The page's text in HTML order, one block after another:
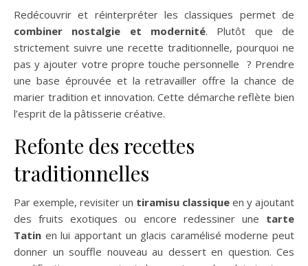
Redécouvrir et réinterpréter les classiques permet de
combiner nostalgie et modernité. Plutôt que de
strictement suivre une recette traditionnelle, pourquoi ne
pas y ajouter votre propre touche personnelle ? Prendre
une base éprouvée et la retravailler offre la chance de
marier tradition et innovation. Cette démarche reflète bien
l’esprit de la pâtisserie créative.
Refonte des recettes
traditionnelles
Par exemple, revisiter un tiramisu classique en y ajoutant
des fruits exotiques ou encore redessiner une tarte
Tatin en lui apportant un glacis caramélisé moderne peut
donner un souffle nouveau au dessert en question. Ces